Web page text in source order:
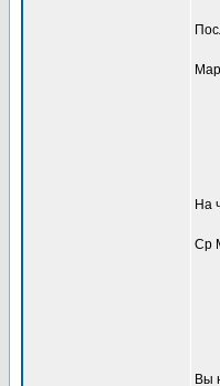
На
Ср
Вы